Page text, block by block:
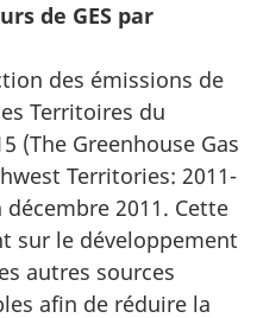
de GES par
des émissions de
Territoires du
(The Greenhouse Gas
Territories: 2011-
décembre 2011. Cette
sur le développement
autres sources
afin de réduire la